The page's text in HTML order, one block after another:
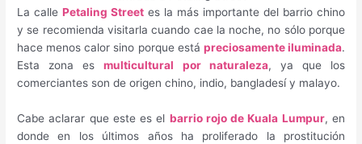
La callePetaling Street es la más importante del barrio chino
y se recomienda visitarla cuando cae la noche, no sólo porque
hace menos calor sino porque está preciosamente iluminada.
Esta zona esmulticultural por naturaleza, ya que los
comerciantes son de origen chino, indio, bangladesí y malayo.
Cabe aclarar que este es el barrio rojo de Kuala Lumpur, en
donde en los últimos años ha proliferado la prostitución